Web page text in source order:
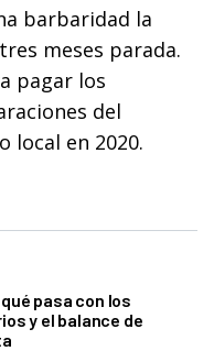
barbaridad la
meses parada.
pagar los
del
local en 2020.
pasa con los
y el balance de